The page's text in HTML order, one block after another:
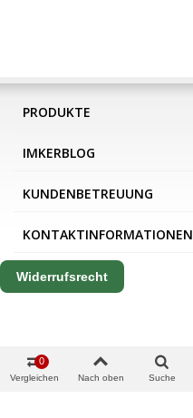
PRODUKTE
IMKERBLOG
KUNDENBETREUUNG
KONTAKTINFORMATIONEN
Widerrufsrecht
Vergleichen
0
Nach oben Suche